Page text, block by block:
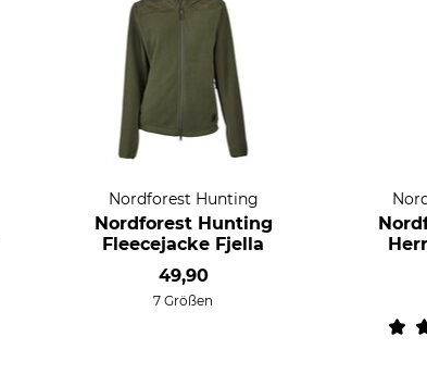
Nordforest Hunting
Nordforest Hunting
Fleecejacke Fjella
49,90
7 Größen